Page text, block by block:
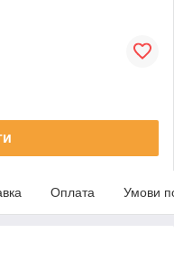
Оплата Умови